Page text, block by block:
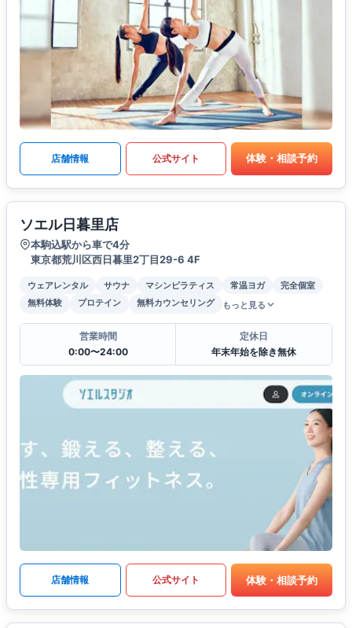
店舗情報 公式サイト 体験・相談予約
ソエル日暮里店
本駒込駅から車で4分
東京都荒川区西日暮里2丁目29-6 4F
ウェアレンタル サウナ マシンピラティス 常温ヨガ
完全個室
無料体験
プロテイン 無料カウンセリング もっと見る
営業時間
0:00〜24:00
定休日
年末年始を除き無休
店舗情報 公式サイト 体験・相談予約